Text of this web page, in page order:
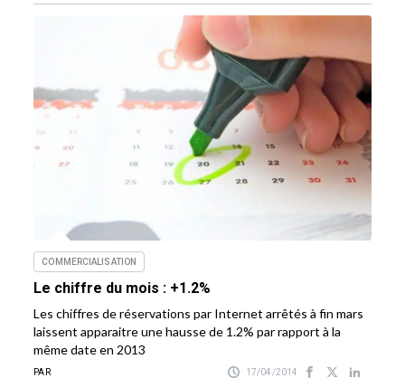
COMMERCIALISATION
Le chiffre du mois : +1.2%
Les chiffres de réservations par Internet arrêtés à fin mars
laissent apparaitre une hausse de 1.2% par rapport à la
même date en 2013
PAR 17/04/2014